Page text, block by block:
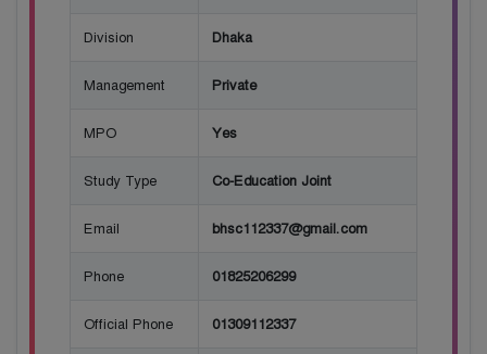
Division Dhaka
Management Private
MPO Yes
Study Type Co-Education Joint
Email bhsc112337@gmail.com
Phone 01825206299
Official Phone 01309112337